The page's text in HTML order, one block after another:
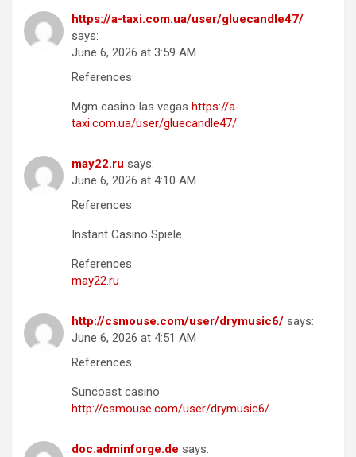
https://a-taxi.com.ua/user/gluecandle47/
says:
June 6, 2026 at 3:59 AM
References:
Mgm casino las vegas https://a-
taxi.com.ua/user/gluecandle47/
may22.ru says:
June 6, 2026 at 4:10 AM
References:
Instant Casino Spiele
References:
may22.ru
http://csmouse.com/user/drymusic6/ says:
June 6, 2026 at 4:51 AM
References:
Suncoast casino
http://csmouse.com/user/drymusic6/
doc.adminforge.de says: